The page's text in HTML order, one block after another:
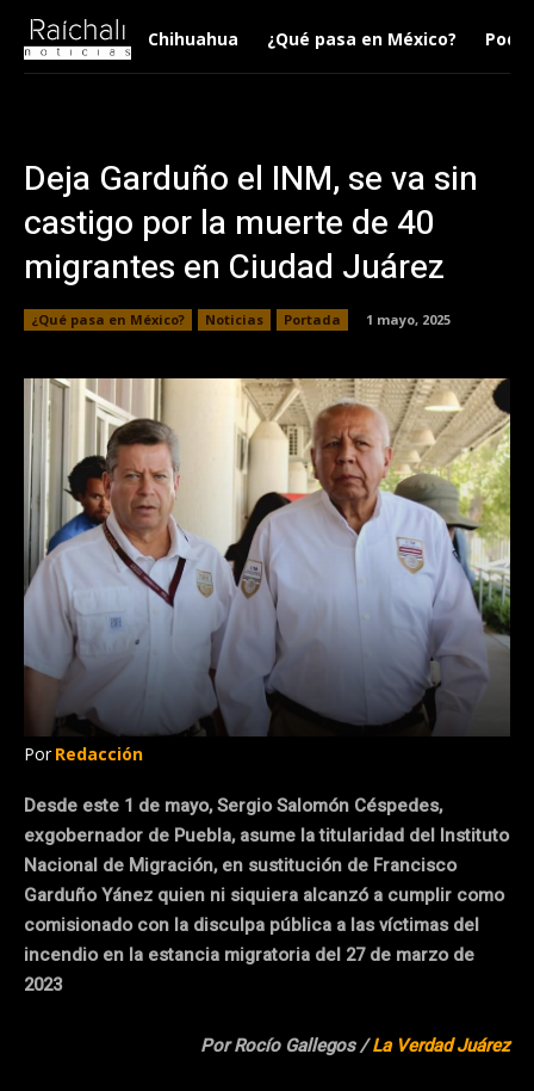
Chihuahua ¿Qué pasa en México?
Deja Garduño el INM, se va sin
castigo por la muerte de 40
migrantes en Ciudad Juárez
¿Qué pasa en México? Noticias Portada 1 mayo, 2025
Por Redacción
Desde este 1 de mayo, Sergio Salomón Céspedes,
exgobernador de Puebla, asume la titularidad del Instituto
Nacional de Migración, en sustitución de Francisco
Garduño Yánez quien ni siquiera alcanzó a cumplir como
comisionado con la disculpa pública a las víctimas del
incendio en la estancia migratoria del 27 de marzo de
2023
Por Rocío Gallegos /La Verdad Juárez